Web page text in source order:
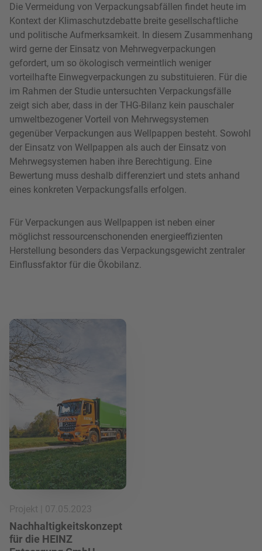
Die Vermeidung von Verpackungsabfällen findet heute im
Kontext der Klimaschutzdebatte breite gesellschaftliche
und politische Aufmerksamkeit. In diesem Zusammenhang
wird gerne der Einsatz von Mehrwegverpackungen
gefordert, um so ökologisch vermeintlich weniger
vorteilhafte Einwegverpackungen zu substituieren. Für die
im Rahmen der Studie untersuchten Verpackungsfälle
zeigt sich aber, dass in der THG-Bilanz kein pauschaler
umweltbezogener Vorteil von Mehrwegsystemen
gegenüber Verpackungen aus Wellpappen besteht. Sowohl
der Einsatz von Wellpappen als auch der Einsatz von
Mehrwegsystemen haben ihre Berechtigung. Eine
Bewertung muss deshalb differenziert und stets anhand
eines konkreten Verpackungsfalls erfolgen.
Für Verpackungen aus Wellpappen ist neben einer
möglichst ressourcenschonenden energieeffizienten
Herstellung besonders das Verpackungsgewicht zentraler
Einflussfaktor für die Ökobilanz.
Mehr lesen
Projekt | 07.05.2023
Nachhaltigkeitskonzept
für die HEINZ